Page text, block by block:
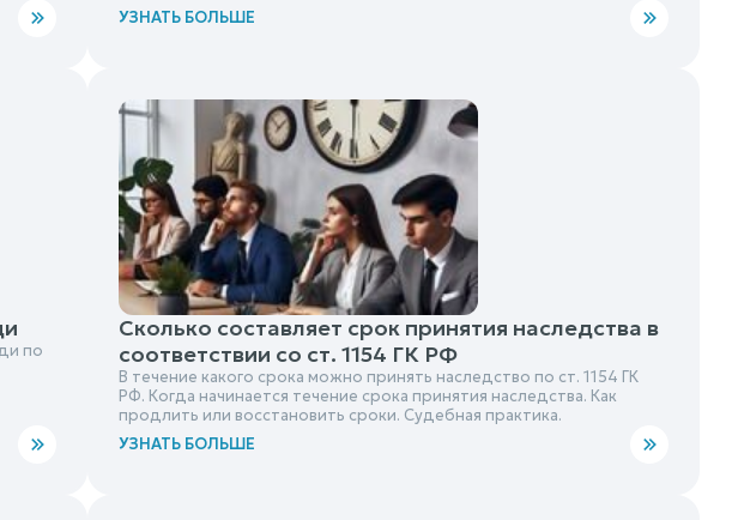
УЗНАТЬ БОЛЬШЕ
по
Сколько составляет срок принятия наследства в
соответствии со ст. 1154 ГК РФ
В течение какого срока можно принять наследство по ст. 1154 ГК
РФ. Когда начинается течение срока принятия наследства. Как
продлить или восстановить сроки. Судебная практика.
УЗНАТЬ БОЛЬШЕ